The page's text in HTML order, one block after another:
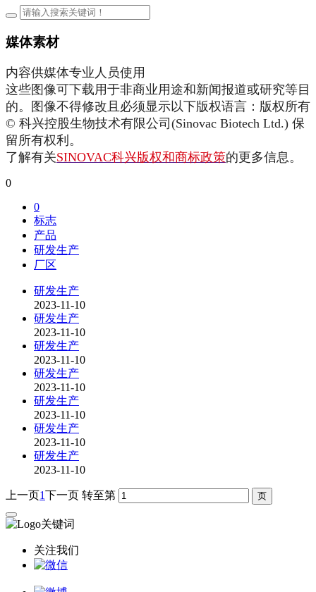
媒体素材
内容供媒体专业人员使用
这些图像可下载用于非商业用途和新闻报道或研究等目
的。图像不得修改且必须显示以下版权语言：版权所有
© 科兴控股生物技术有限公司(Sinovac Biotech Ltd.) 保
留所有权利。
了解有关SINOVAC科兴版权和商标政策的更多信息。
0
0
标志
产品
研发生产
厂区
研发生产
2023-11-10
研发生产
2023-11-10
研发生产
2023-11-10
研发生产
2023-11-10
研发生产
2023-11-10
研发生产
2023-11-10
研发生产
2023-11-10
上一页1下一页 转至第
关注我们